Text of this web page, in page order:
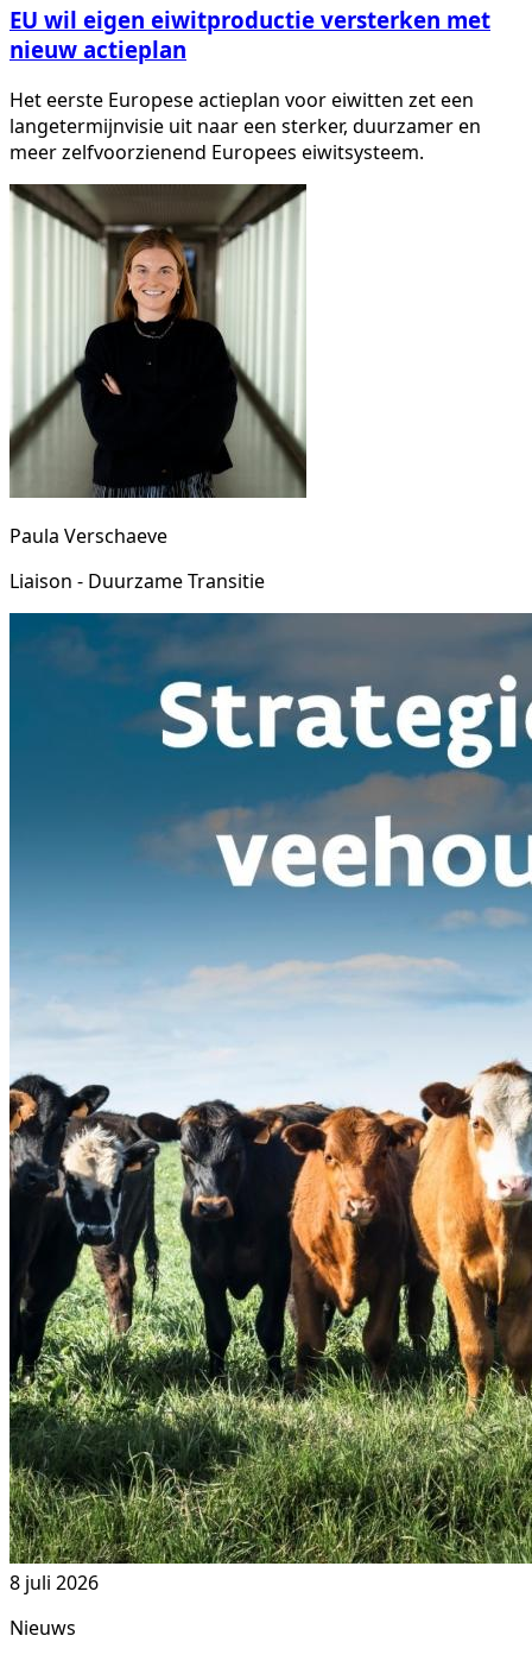
EU wil eigen eiwitproductie versterken met
nieuw actieplan
Het eerste Europese actieplan voor eiwitten zet een
langetermijnvisie uit naar een sterker, duurzamer en
meer zelfvoorzienend Europees eiwitsysteem.
Paula Verschaeve
Liaison - Duurzame Transitie
8 juli 2026
Nieuws